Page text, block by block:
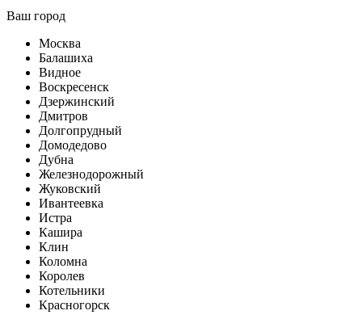
Ваш город
Москва
Балашиха
Видное
Воскресенск
Дзержинский
Дмитров
Долгопрудный
Домодедово
Дубна
Железнодорожный
Жуковский
Ивантеевка
Истра
Кашира
Клин
Коломна
Королев
Котельники
Красногорск